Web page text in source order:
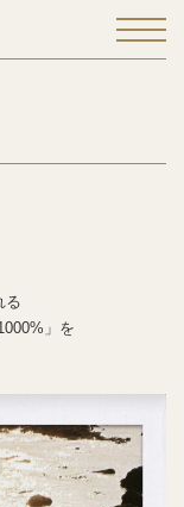
る
」を